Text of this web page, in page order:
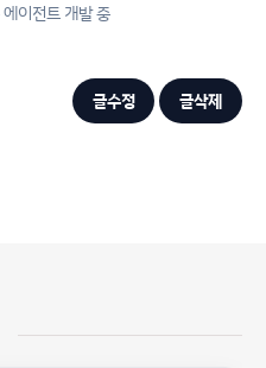
이전트 개발 중
글수정 글삭제